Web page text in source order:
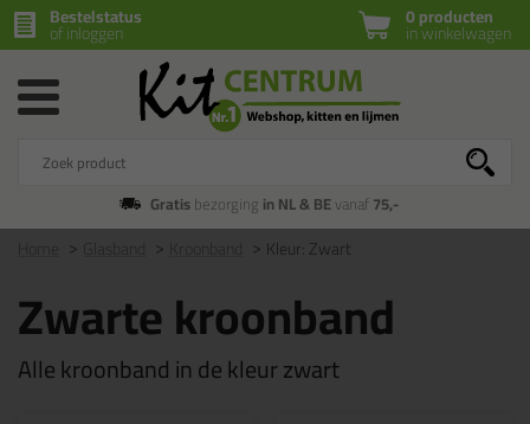
0 producten
in winkelwagen
Bestelstatus
of inloggen
Gratisbezorging in NL & BEvanaf75,-
Kleur: Zwart
Zwarte kroonband
Alle kroonband in de kleur zwart